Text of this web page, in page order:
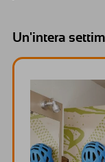
Un'intera